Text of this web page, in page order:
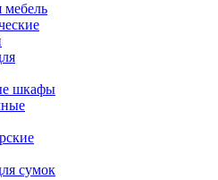
мебель
шкафы
сумок